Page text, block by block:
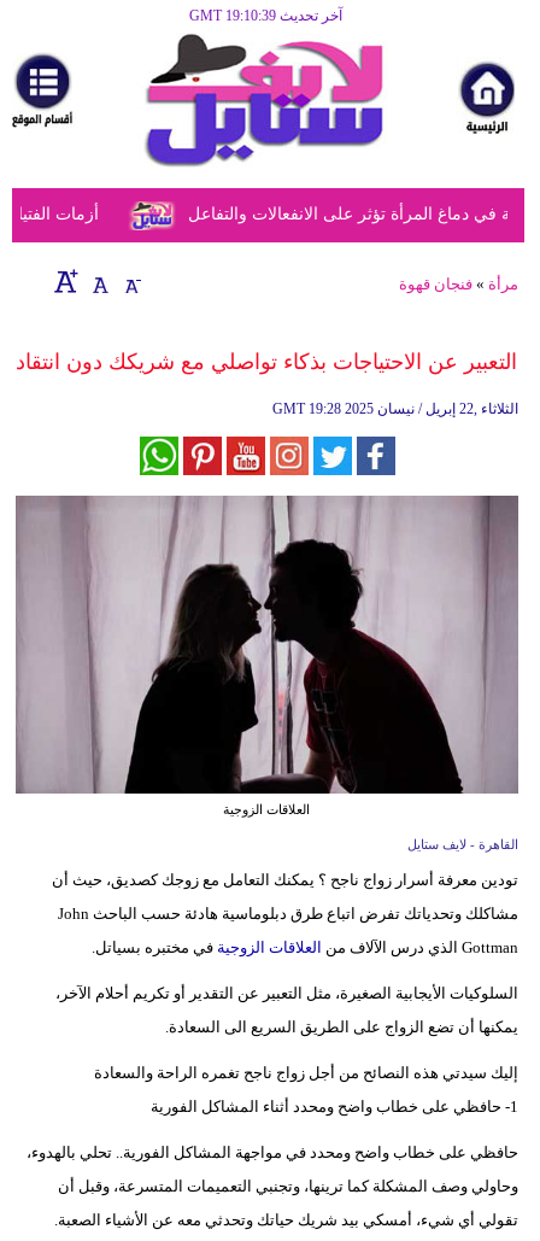
آخر تحديث GMT 19:10:39
مرأة
أزياء
أزياء
إسلامية
أزمات الفتيات دماغ المرأة تؤثر على الانفعالات والتفاعل
مرأة »فنجان قهوة
التعبير عن الاحتياجات بذكاء تواصلي مع شريكك دون انتقاد
GMT 19:28 2025 الثلاثاء ,22 إبريل / نيسان
العلاقات الزوجية
القاهرة - لايف ستايل
تودين معرفة أسرار زواج ناجح ؟ يمكنك التعامل مع زوجك كصديق، حيث أن
مشاكلك وتحدياتك تفرض اتباع طرق دبلوماسية هادئة حسب الباحث John
Gottman الذي درس الآلاف من
العلاقات الزوجية في مختبره بسياتل.
السلوكيات الأيجابية الصغيرة، مثل التعبير عن التقدير أو تكريم أحلام الآخر،
يمكنها أن تضع الزواج على الطريق السريع الى السعادة.
إليك سيدتي هذه النصائح من أجل زواج ناجح تغمره الراحة والسعادة
1- حافظي على خطاب واضح ومحدد أثناء المشاكل الفورية
حافظي على خطاب واضح ومحدد في مواجهة المشاكل الفورية.. تحلي بالهدوء،
وحاولي وصف المشكلة كما ترينها، وتجنبي التعميمات المتسرعة، وقبل أن
تقولي أي شيء، أمسكي بيد شريك حياتك وتحدثي معه عن الأشياء الصعبة.